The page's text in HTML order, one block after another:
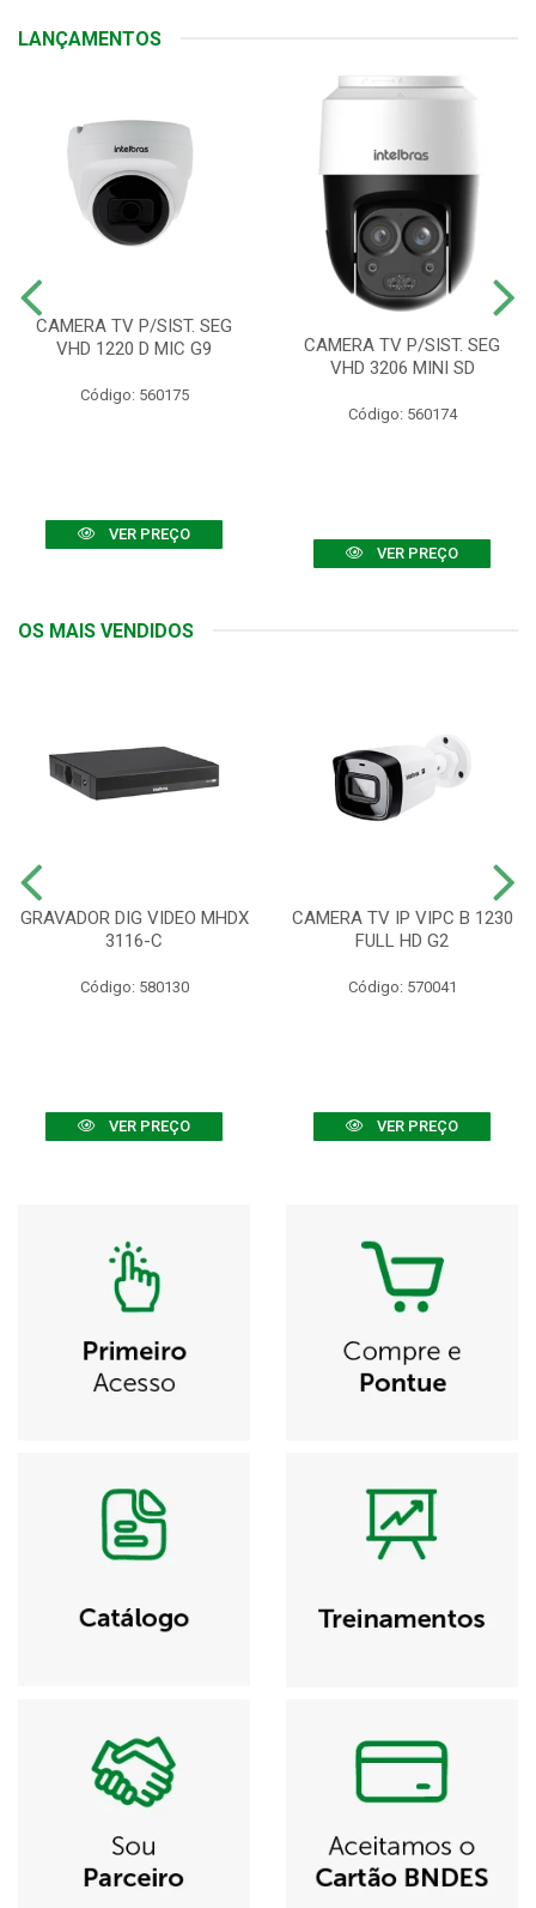
LANÇAMENTOS
CAMERA TV P/SIST. SEG
VHD 1220 D MIC G9
Código: 560175
VER PREÇO
CAMERA TV P/SIST. SEG
VHD 3206 MINI SD
Código: 560174
VER PREÇO
OS MAIS VENDIDOS
GRAVADOR DIG VIDEO MHDX
3116-C
Código: 580130
VER PREÇO
CAMERA TV IP VIPC B 1230
FULL HD G2
Código: 570041
VER PREÇO